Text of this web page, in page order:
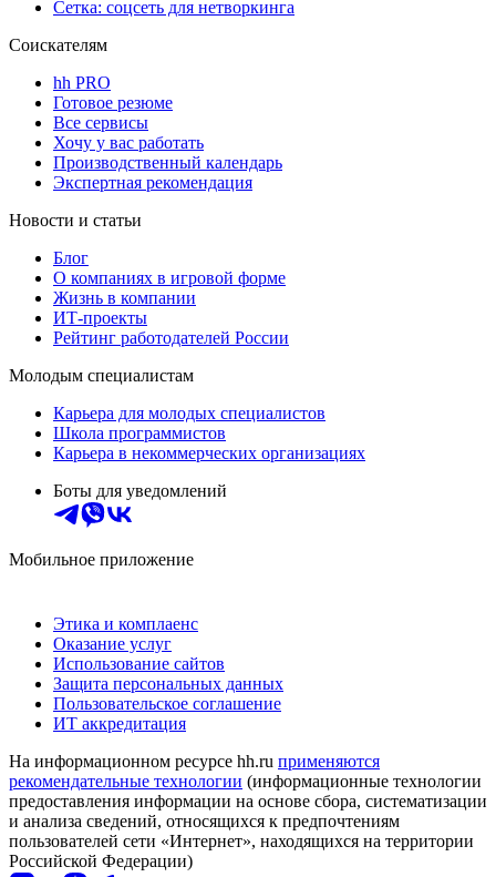
Сетка: соцсеть для нетворкинга
Соискателям
hh PRO
Готовое резюме
Все сервисы
Хочу у вас работать
Производственный календарь
Экспертная рекомендация
Новости и статьи
Блог
О компаниях в игровой форме
Жизнь в компании
ИТ-проекты
Рейтинг работодателей России
Молодым специалистам
Карьера для молодых специалистов
Школа программистов
Карьера в некоммерческих организациях
Боты для уведомлений
Мобильное приложение
Этика и комплаенс
Оказание услуг
Использование сайтов
Защита персональных данных
Пользовательское соглашение
ИТ аккредитация
На информационном ресурсе hh.ru применяются
рекомендательные технологии (информационные технологии
предоставления информации на основе сбора, систематизации
и анализа сведений, относящихся к предпочтениям
пользователей сети «Интернет», находящихся на территории
Российской Федерации)